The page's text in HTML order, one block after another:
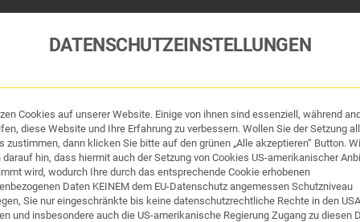
DATENSCHUTZEINSTELLUNGEN
Cookies auf unserer Website. Einige von ihnen sind essenziell, während
diese Website und Ihre Erfahrung zu verbessern. Wollen Sie der Setzung
zustimmen, dann klicken Sie bitte auf den grünen „Alle akzeptieren“ Button.
hin, dass hiermit auch der Setzung von Cookies US-amerikanischer
wird, wodurch Ihre durch das entsprechende Cookie erhobenen
Daten KEINEM dem EU-Datenschutz angemessen Schutzniveau
Sie nur eingeschränkte bis keine datenschutzrechtliche Rechte in den USA
und insbesondere auch die US-amerikanische Regierung Zugang zu diesen